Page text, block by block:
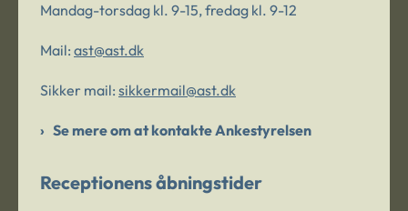
Mandag-torsdag kl. 9-15, fredag kl. 9-12
Mail: ast@ast.dk
Sikker mail: sikkermail@ast.dk
Se mere om at kontakte Ankestyrelsen
Receptionens åbningstider